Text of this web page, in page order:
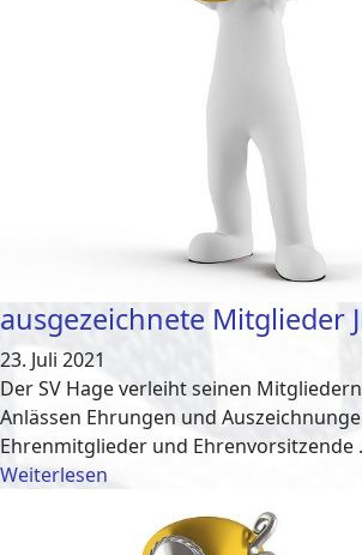
ausgezeichnete Mitglieder
23. Juli 2021
Der SV Hage verleiht seinen
Anlässen Ehrungen und
Ehrenmitglieder und Ehrenvorsitzende
Weiterlesen